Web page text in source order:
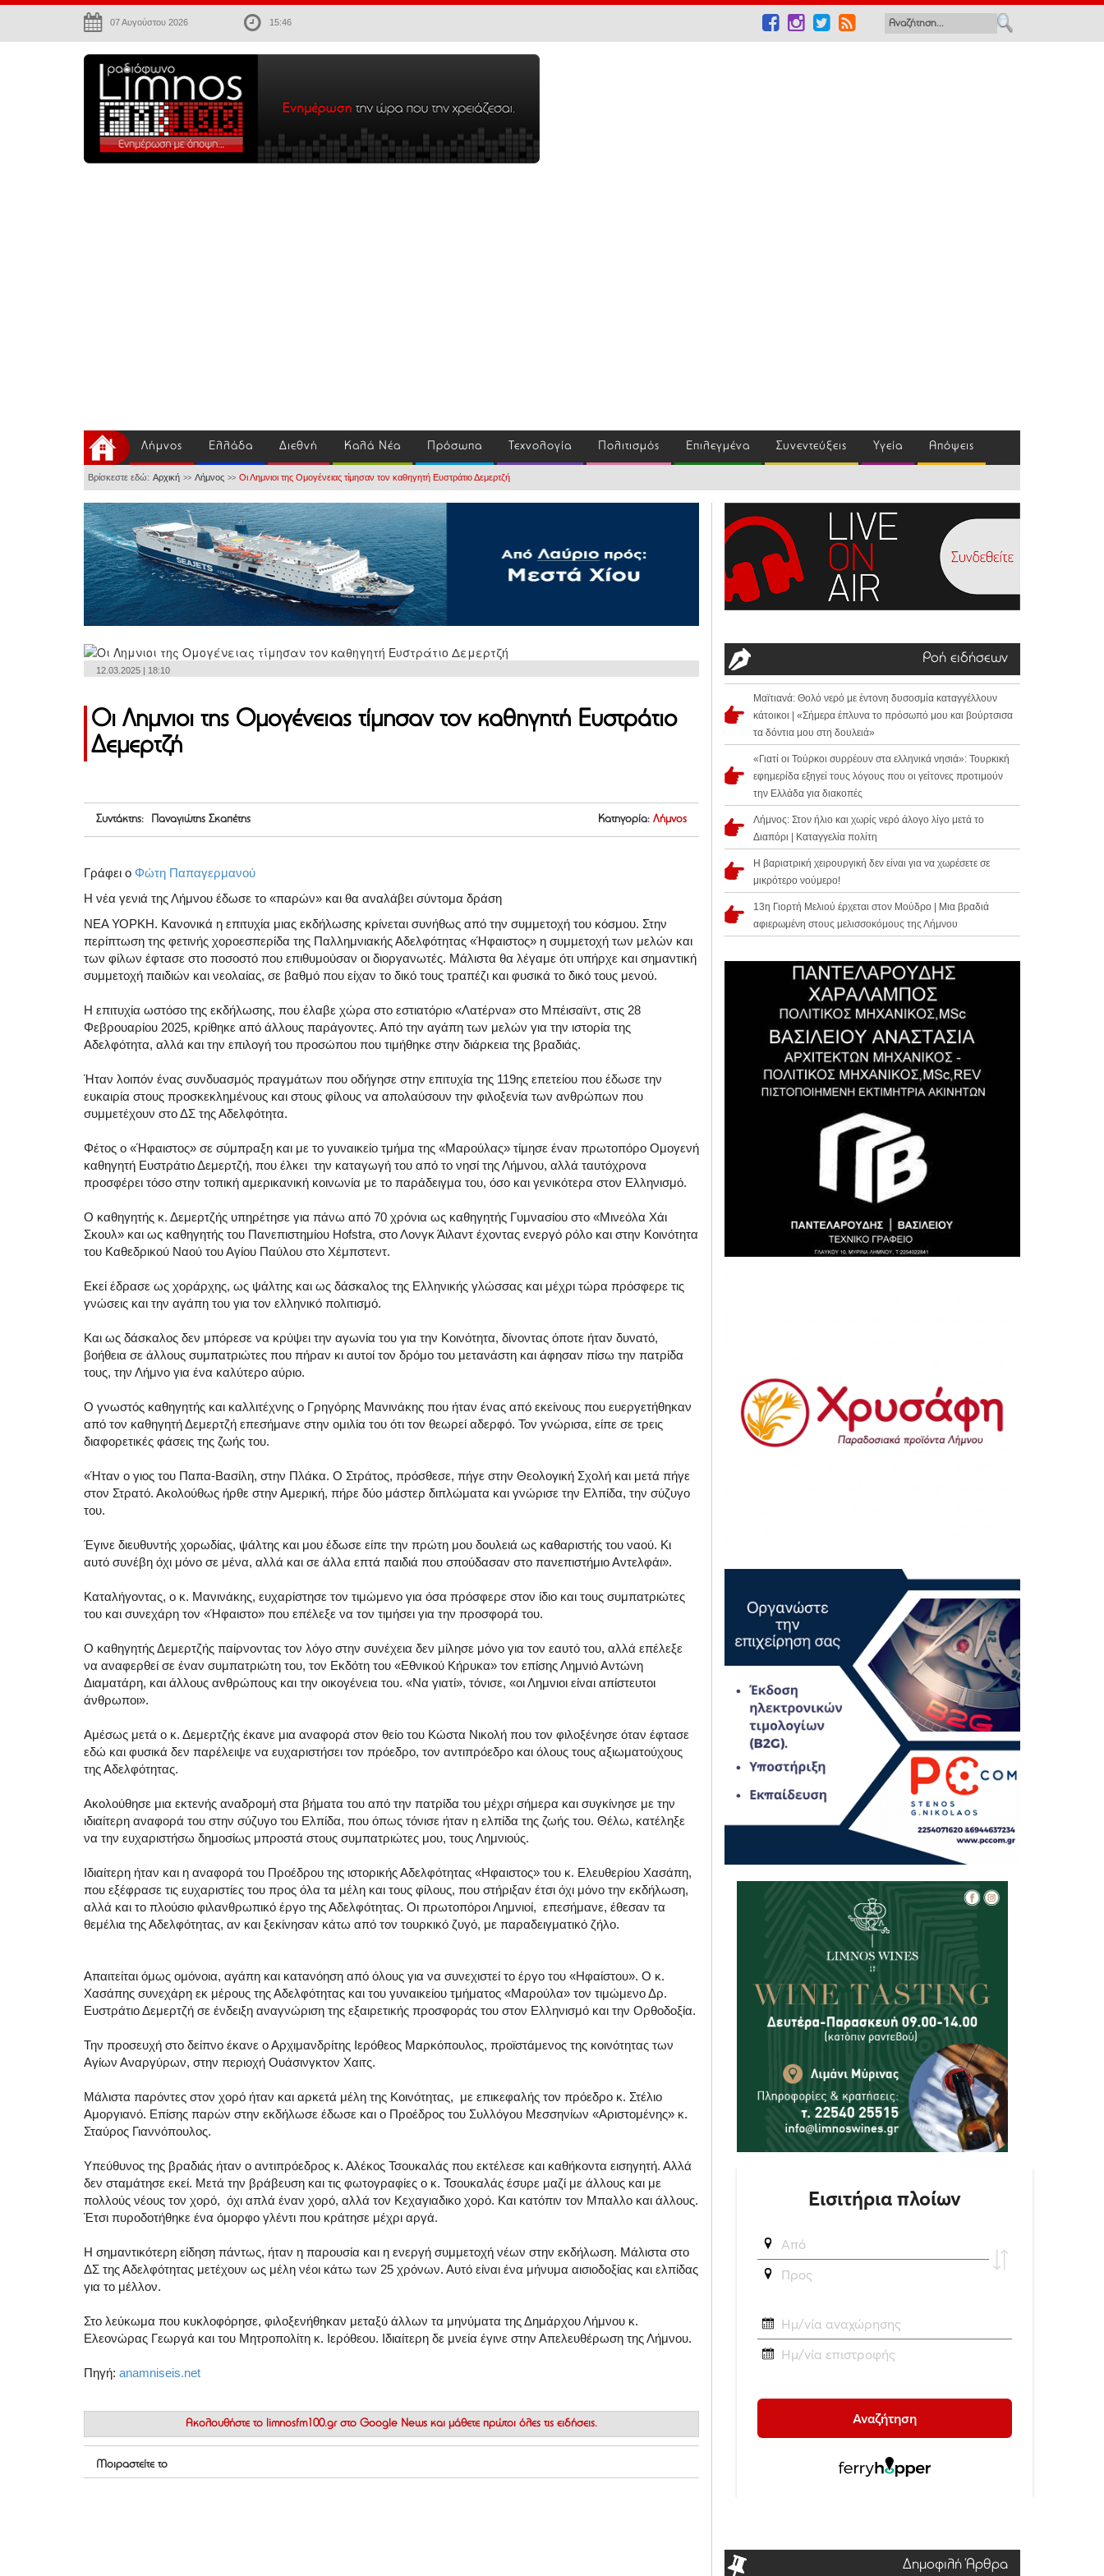
07 Αυγούστου 2026 15:46
Λήμνος Ελλάδα Διεθνή Καλά Νέα Πρόσωπα Τεχνολογία Πολιτισμός Επιλεγμένα Συνεντεύξεις Υγεία Απόψεις
Βρίσκεστε εδώ: Αρχική >> Λήμνος >> Οι Λημνιοι της Ομογένειας τίμησαν τον καθηγητή Ευστράτιο Δεμερτζή
12.03.2025 | 18:10
Οι Λημνιοι της Ομογένειας τίμησαν τον καθηγητή Ευστράτιο
Δεμερτζή
Συντάκτης: Παναγιώτης Σκαπέτης Κατηγορία: Λήμνος
Γράφει ο Φώτη Παπαγερμανού
Η νέα γενιά της Λήμνου έδωσε το «παρών» και θα αναλάβει σύντομα δράση
ΝΕΑ ΥΟΡΚΗ. Κανονικά η επιτυχία μιας εκδήλωσης κρίνεται συνήθως από την συμμετοχή του κόσμου. Στην
περίπτωση της φετινής χοροεσπερίδα της Παλλημνιακής Αδελφότητας «Ήφαιστος» η συμμετοχή των μελών και
των φίλων έφτασε στο ποσοστό που επιθυμούσαν οι διοργανωτές. Μάλιστα θα λέγαμε ότι υπήρχε και σημαντική
συμμετοχή παιδιών και νεολαίας, σε βαθμό που είχαν το δικό τους τραπέζι και φυσικά το δικό τους μενού.
Η επιτυχία ωστόσο της εκδήλωσης, που έλαβε χώρα στο εστιατόριο «Λατέρνα» στο Μπέισαϊντ, στις 28
Φεβρουαρίου 2025, κρίθηκε από άλλους παράγοντες. Από την αγάπη των μελών για την ιστορία της
Αδελφότητα, αλλά και την επιλογή του προσώπου που τιμήθηκε στην διάρκεια της βραδιάς.
Ήταν λοιπόν ένας συνδυασμός πραγμάτων που οδήγησε στην επιτυχία της 119ης επετείου που έδωσε την
ευκαιρία στους προσκεκλημένους και στους φίλους να απολαύσουν την φιλοξενία των ανθρώπων που
συμμετέχουν στο ΔΣ της Αδελφότητα.
Φέτος ο «Ήφαιστος» σε σύμπραξη και με το γυναικείο τμήμα της «Μαρούλας» τίμησε έναν πρωτοπόρο Ομογενή
καθηγητή Ευστράτιο Δεμερτζή, που έλκει την καταγωγή του από το νησί της Λήμνου, αλλά ταυτόχρονα
προσφέρει τόσο στην τοπική αμερικανική κοινωνία με το παράδειγμα του, όσο και γενικότερα στον Ελληνισμό.
Ο καθηγητής κ. Δεμερτζής υπηρέτησε για πάνω από 70 χρόνια ως καθηγητής Γυμνασίου στο «Μινεόλα Χάι
Σκουλ» και ως καθηγητής του Πανεπιστημίου Hofstra, στο Λονγκ Άιλαντ έχοντας ενεργό ρόλο και στην Κοινότητα
του Καθεδρικού Ναού του Αγίου Παύλου στο Χέμπστεντ.
Εκεί έδρασε ως χοράρχης, ως ψάλτης και ως δάσκαλος της Ελληνικής γλώσσας και μέχρι τώρα πρόσφερε τις
γνώσεις και την αγάπη του για τον ελληνικό πολιτισμό.
Και ως δάσκαλος δεν μπόρεσε να κρύψει την αγωνία του για την Κοινότητα, δίνοντας όποτε ήταν δυνατό,
βοήθεια σε άλλους συμπατριώτες που πήραν κι αυτοί τον δρόμο του μετανάστη και άφησαν πίσω την πατρίδα
τους, την Λήμνο για ένα καλύτερο αύριο.
Ο γνωστός καθηγητής και καλλιτέχνης ο Γρηγόρης Μανινάκης που ήταν ένας από εκείνους που ευεργετήθηκαν
από τον καθηγητή Δεμερτζή επεσήμανε στην ομιλία του ότι τον θεωρεί αδερφό. Τον γνώρισα, είπε σε τρεις
διαφορετικές φάσεις της ζωής του.
«Ήταν ο γιος του Παπα-Βασίλη, στην Πλάκα. Ο Στράτος, πρόσθεσε, πήγε στην Θεολογική Σχολή και μετά πήγε
στον Στρατό. Ακολούθως ήρθε στην Αμερική, πήρε δύο μάστερ διπλώματα και γνώρισε την Ελπίδα, την σύζυγο
του.
Έγινε διευθυντής χορωδίας, ψάλτης και μου έδωσε είπε την πρώτη μου δουλειά ως καθαριστής του ναού. Κι
αυτό συνέβη όχι μόνο σε μένα, αλλά και σε άλλα επτά παιδιά που σπούδασαν στο πανεπιστήμιο Αντελφάι».
Καταλήγοντας, ο κ. Μανινάκης, ευχαρίστησε τον τιμώμενο για όσα πρόσφερε στον ίδιο και τους συμπατριώτες
του και συνεχάρη τον «Ήφαιστο» που επέλεξε να τον τιμήσει για την προσφορά του.
Ο καθηγητής Δεμερτζής παίρνοντας τον λόγο στην συνέχεια δεν μίλησε μόνο για τον εαυτό του, αλλά επέλεξε
να αναφερθεί σε έναν συμπατριώτη του, τον Εκδότη του «Εθνικού Κήρυκα» τον επίσης Λημνιό Αντώνη
Διαματάρη, και άλλους ανθρώπους και την οικογένεια του. «Να γιατί», τόνισε, «οι Λημνιοι είναι απίστευτοι
άνθρωποι».
Αμέσως μετά ο κ. Δεμερτζής έκανε μια αναφορά στον θείο του Κώστα Νικολή που τον φιλοξένησε όταν έφτασε
εδώ και φυσικά δεν παρέλειψε να ευχαριστήσει τον πρόεδρο, τον αντιπρόεδρο και όλους τους αξιωματούχους
της Αδελφότητας.
Ακολούθησε μια εκτενής αναδρομή στα βήματα του από την πατρίδα του μέχρι σήμερα και συγκίνησε με την
ιδιαίτερη αναφορά του στην σύζυγο του Ελπίδα, που όπως τόνισε ήταν η ελπίδα της ζωής του. Θέλω, κατέληξε
να την ευχαριστήσω δημοσίως μπροστά στους συμπατριώτες μου, τους Λημνιούς.
Ιδιαίτερη ήταν και η αναφορά του Προέδρου της ιστορικής Αδελφότητας «Ηφαιστος» του κ. Ελευθερίου Χασάπη,
που εξέφρασε τις ευχαριστίες του προς όλα τα μέλη και τους φίλους, που στήριξαν έτσι όχι μόνο την εκδήλωση,
αλλά και το πλούσιο φιλανθρωπικό έργο της Αδελφότητας. Οι πρωτοπόροι Λημνιοί, επεσήμανε, έθεσαν τα
θεμέλια της Αδελφότητας, αν και ξεκίνησαν κάτω από τον τουρκικό ζυγό, με παραδειγματικό ζήλο.
Απαιτείται όμως ομόνοια, αγάπη και κατανόηση από όλους για να συνεχιστεί το έργο του «Ηφαίστου». Ο κ.
Χασάπης συνεχάρη εκ μέρους της Αδελφότητας και του γυναικείου τμήματος «Μαρούλα» τον τιμώμενο Δρ.
Ευστράτιο Δεμερτζή σε ένδειξη αναγνώριση της εξαιρετικής προσφοράς του στον Ελληνισμό και την Ορθοδοξία.
Την προσευχή στο δείπνο έκανε ο Αρχιμανδρίτης Ιερόθεος Μαρκόπουλος, προϊστάμενος της κοινότητας των
Αγίων Αναργύρων, στην περιοχή Ουάσινγκτον Χαιτς.
Μάλιστα παρόντες στον χορό ήταν και αρκετά μέλη της Κοινότητας, με επικεφαλής τον πρόεδρο κ. Στέλιο
Αμοργιανό. Επίσης παρών στην εκδήλωσε έδωσε και ο Προέδρος του Συλλόγου Μεσσηνίων «Αριστομένης» κ.
Σταύρος Γιαννόπουλος.
Υπεύθυνος της βραδιάς ήταν ο αντιπρόεδρος κ. Αλέκος Τσουκαλάς που εκτέλεσε και καθήκοντα εισηγητή. Αλλά
δεν σταμάτησε εκεί. Μετά την βράβευση και τις φωτογραφίες ο κ. Τσουκαλάς έσυρε μαζί με άλλους και με
πολλούς νέους τον χορό, όχι απλά έναν χορό, αλλά τον Κεχαγιαδικο χορό. Και κατόπιν τον Μπαλλο και άλλους.
Έτσι πυροδοτήθηκε ένα όμορφο γλέντι που κράτησε μέχρι αργά.
Η σημαντικότερη είδηση πάντως, ήταν η παρουσία και η ενεργή συμμετοχή νέων στην εκδήλωση. Μάλιστα στο
ΔΣ της Αδελφότητας μετέχουν ως μέλη νέοι κάτω των 25 χρόνων. Αυτό είναι ένα μήνυμα αισιοδοξίας και ελπίδας
για το μέλλον.
Στο λεύκωμα που κυκλοφόρησε, φιλοξενήθηκαν μεταξύ άλλων τα μηνύματα της Δημάρχου Λήμνου κ.
Ελεονώρας Γεωργά και του Μητροπολίτη κ. Ιερόθεου. Ιδιαίτερη δε μνεία έγινε στην Απελευθέρωση της Λήμνου.
Πηγή: anamniseis.net
Ακολουθήστε το limnosfm100.gr στο Google News και μάθετε πρώτοι όλες τις ειδήσεις.
Μοιραστείτε το
Ροή ειδήσεων
Μαϊτιανά: Θολό νερό με έντονη δυσοσμία καταγγέλλουν
κάτοικοι | «Σήμερα έπλυνα το πρόσωπό μου και βούρτσισα
τα δόντια μου στη δουλειά»
«Γιατί οι Τούρκοι συρρέουν στα ελληνικά νησιά»: Τουρκική
εφημερίδα εξηγεί τους λόγους που οι γείτονες προτιμούν
την Ελλάδα για διακοπές
Λήμνος: Στον ήλιο και χωρίς νερό άλογο λίγο μετά το
Διαπόρι | Καταγγελία πολίτη
Η βαριατρική χειρουργική δεν είναι για να χωρέσετε σε
μικρότερο νούμερο!
13η Γιορτή Μελιού έρχεται στον Μούδρο | Μια βραδιά
αφιερωμένη στους μελισσοκόμους της Λήμνου
Δημοφιλή Άρθρα